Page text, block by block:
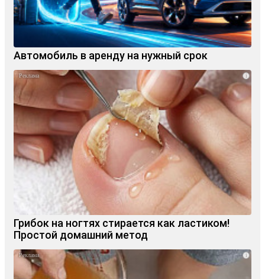
Автомобиль в аренду на нужный срок
i
Грибок на ногтях стирается как ластиком!
Простой домашний метод
i